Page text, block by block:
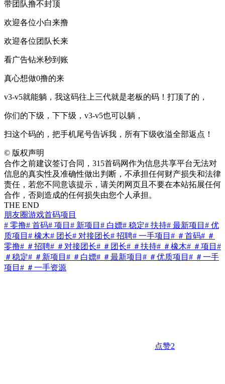
带团队撸不封顶
欢迎各位小白来撸
欢迎各位团队长来
看广告钻米秒到账
真心想做0撸的来
v3-v5就能躺，我这码往上三代就是老板的码！打顶了的，
你们的下级，下下级，v3-v5也可以躺，
扫这个码的，把手机尾号告诉我，所有下级收溢全部返点！
© 版权声明
合作之前建议签订合同，315首码网作为信息共享平台无法对
信息的真实性及准确性做出判断，不承担任何财产损失和法律
责任，若您不同意该提示，请关闭网页且不要在本站拓展任何
合作，否则造成的任何损失由您个人承担。
THE END
朋友圈游戏首码项目
# 零撸# 首码# 项目 # 新项目 # 白嫖# 稳定# 扶持# 最新项目 # 优
质项目 # 橡木# 团长# 对接团长# 招聘# 一手项目 # ＃首码# ＃
零撸# ＃招聘# ＃对接团长# ＃团长# ＃扶持# ＃橡木# ＃项目 #
＃稳定# ＃新项目 # ＃白嫖# ＃最新项目 # ＃优质项目 # ＃一手
项目 # ＃一手资源
点赞2